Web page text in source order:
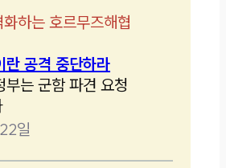
화하는 호르무즈해협
란 공격 중단하라
부는 군함 파견 요청
일